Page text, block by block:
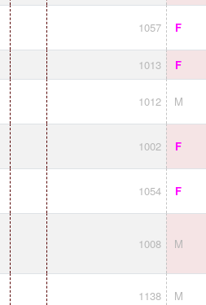
1057 F
1013 F
1012 M
1002 F
1054 F
1008 M
1138 M